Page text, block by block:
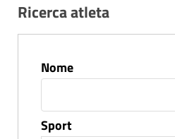
Ricerca atleta
Nome
Sport